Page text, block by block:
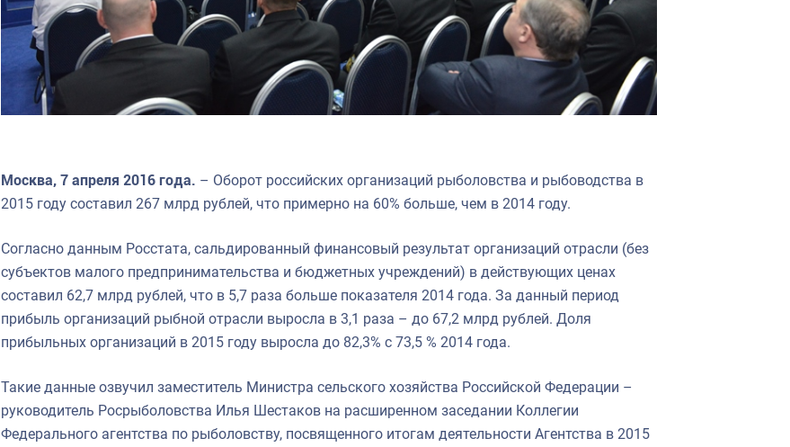
Москва, 7 апреля 2016 года. – Оборот российских организаций рыболовства и рыбоводства в
2015 году составил 267 млрд рублей, что примерно на 60% больше, чем в 2014 году.
Согласно данным Росстата, сальдированный финансовый результат организаций отрасли (без
субъектов малого предпринимательства и бюджетных учреждений) в действующих ценах
составил 62,7 млрд рублей, что в 5,7 раза больше показателя 2014 года. За данный период
прибыль организаций рыбной отрасли выросла в 3,1 раза – до 67,2 млрд рублей. Доля
прибыльных организаций в 2015 году выросла до 82,3% с 73,5 % 2014 года.
Такие данные озвучил заместитель Министра сельского хозяйства Российской Федерации –
руководитель Росрыболовства Илья Шестаков на расширенном заседании Коллегии
Федерального агентства по рыболовству, посвященного итогам деятельности Агентства в 2015